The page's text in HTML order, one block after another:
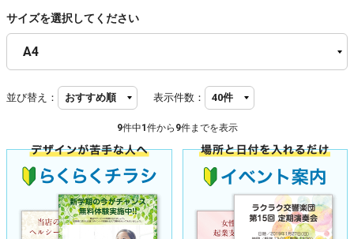
サイズを選択してください
並び替え： 表示件数：
9件中1 件から 9件までを表示